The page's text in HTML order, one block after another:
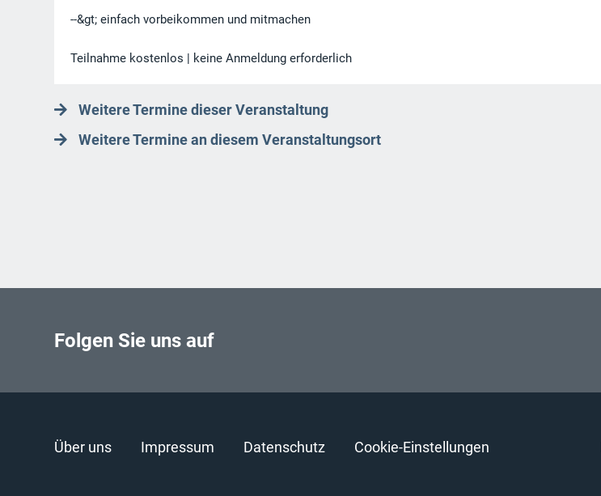
--&gt; einfach vorbeikommen und mitmachen
Teilnahme kostenlos | keine Anmeldung erforderlich
Weitere Termine dieser Veranstaltung
Weitere Termine an diesem Veranstaltungsort
Folgen Sie uns auf
Über uns Impressum Datenschutz Cookie-Einstellungen